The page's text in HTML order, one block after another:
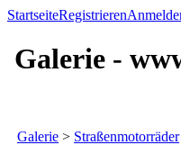
StartseiteRegistrieren
Galerie -
Galerie > Straßenmotorräder